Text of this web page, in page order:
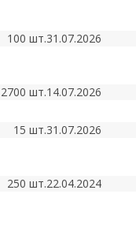
100 шт.31.07.2026
2700 шт.14.07.2026
15 шт.31.07.2026
250 шт.22.04.2024